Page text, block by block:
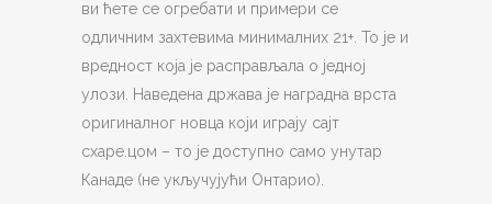
ви ћете се огребати и примери се
одличним захтевима минималних 21+. То је и
вредност која је расправљала о једној
улози. Наведена држава је наградна врста
оригиналног новца који играју сајт
схаре.цом – то је доступно само унутар
Канаде (не укључујући Онтарио).